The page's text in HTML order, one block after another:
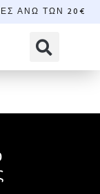
ΆΝΩ ΤΩΝ 20€